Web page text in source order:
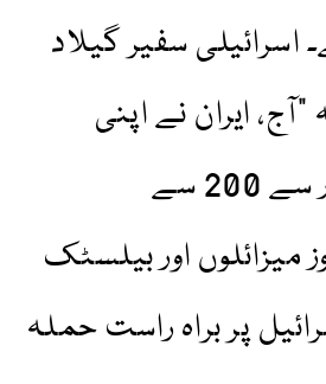
اسرائیلی سفیر گیلاد
ایران نے اپنی
سرزمین کے اندر سے 200 سے
میزائلوں اور بیلسٹک
پر براہ راست حملہ